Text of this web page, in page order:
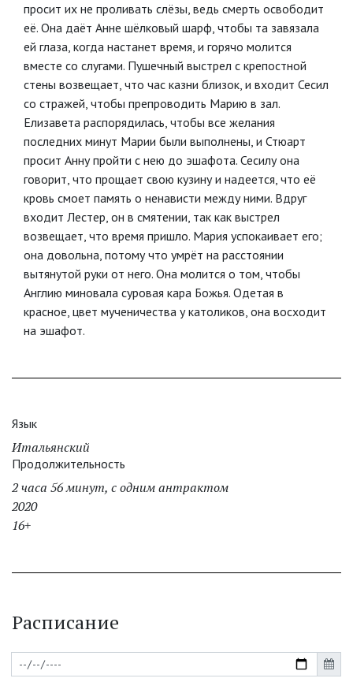
просит их не проливать слёзы, ведь смерть освободит
её. Она даёт Анне шёлковый шарф, чтобы та завязала
ей глаза, когда настанет время, и горячо молится
вместе со слугами. Пушечный выстрел с крепостной
стены возвещает, что час казни близок, и входит Сесил
со стражей, чтобы препроводить Марию в зал.
Елизавета распорядилась, чтобы все желания
последних минут Марии были выполнены, и Стюарт
просит Анну пройти с нею до эшафота. Сесилу она
говорит, что прощает свою кузину и надеется, что её
кровь смоет память о ненависти между ними. Вдруг
входит Лестер, он в смятении, так как выстрел
возвещает, что время пришло. Мария успокаивает его;
она довольна, потому что умрёт на расстоянии
вытянутой руки от него. Она молится о том, чтобы
Англию миновала суровая кара Божья. Одетая в
красное, цвет мученичества у католиков, она восходит
на эшафот.
Язык
Итальянский
Продолжительность
2 часа 56 минут, с одним антрактом
2020
16+
Расписание